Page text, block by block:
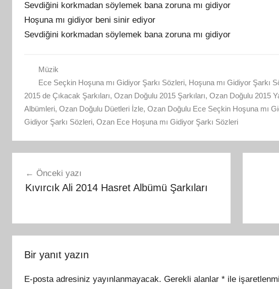
Sevdiğini korkmadan söylemek bana zoruna mı gidiyor
Hoşuna mı gidiyor beni sinir ediyor
Sevdiğini korkmadan söylemek bana zoruna mı gidiyor
Müzik
Ece Seçkin Hoşuna mı Gidiyor Şarkı Sözleri, Hoşuna mı Gidiyor Şarkı
2015 de Çıkacak Şarkıları, Ozan Doğulu 2015 Şarkıları, Ozan Doğulu 2015
Albümleri, Ozan Doğulu Düetleri İzle, Ozan Doğulu Ece Seçkin Hoşuna mı
Gidiyor Şarkı Sözleri, Ozan Ece Hoşuna mı Gidiyor Şarkı Sözleri
gezinmesi
Önceki yazı
Kıvırcık Ali 2014 Hasret Albümü Şarkıları
Bir yanıt yazın
E-posta adresiniz yayınlanmayacak. Gerekli alanlar * ile